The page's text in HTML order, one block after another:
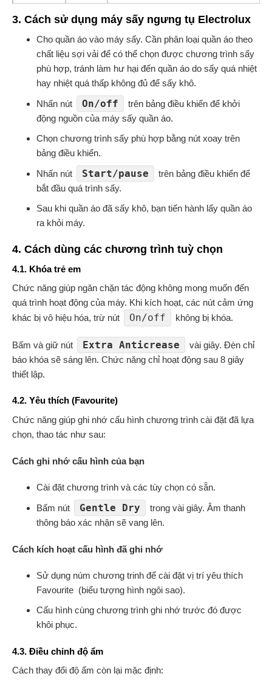
3. Cách sử dụng máy sấy ngưng tụ Electrolux
Cho quần áo vào máy sấy. Cần phân loại quần áo theo
chất liệu sợi vải để có thể chọn được chương trình sấy
phù hợp, tránh làm hư hại đến quần áo do sấy quá nhiệt
hay nhiệt quá thấp không đủ để sấy khô.
Nhấn nút On/off
trên bảng điều khiển để khởi
động nguồn của máy sấy quần áo.
Chọn chương trình sấy phù hợp bằng nút xoay trên
bảng điều khiển.
Nhấn nút Start/pause
trên bảng điều khiển để
bắt đầu quá trình sấy.
Sau khi quần áo đã sấy khô, bạn tiến hành lấy quần áo
ra khỏi máy.
4. Cách dùng các chương trình tuỳ chọn
4.1. Khóa trẻ em
Chức năng giúp ngăn chặn tác động không mong muốn đến
quá trình hoạt động của máy. Khi kích hoạt, các nút cảm ứng
khác bị vô hiệu hóa, trừ nút
On/off không bị khóa.
Bấm và giữ nút Extra Anticrease
vài giây. Đèn chỉ
báo khóa sẽ sáng lên. Chức năng chỉ hoạt động sau 8 giây
thiết lập.
4.2. Yêu thích (Favourite)
Chức năng giúp ghi nhớ cấu hình chương trình cài đặt đã lựa
chọn, thao tác như sau:
Cách ghi nhớ cấu hình của bạn
Cài đặt chương trình và các tùy chọn có sẵn.
Bấm nút Gentle Dry
trong vài giây. Âm thanh
thông báo xác nhận sẽ vang lên.
Cách kích hoạt cấu hình đã ghi nhớ
Sử dụng núm chương trinh để cài đặt vị trí yêu thích
Favourite (biểu tượng hình ngôi sao).
Cấu hình cùng chương trình ghi nhớ trước đó được
khôi phục.
4.3. Điều chỉnh độ ẩm
Cách thay đổi độ ẩm còn lại mặc định: